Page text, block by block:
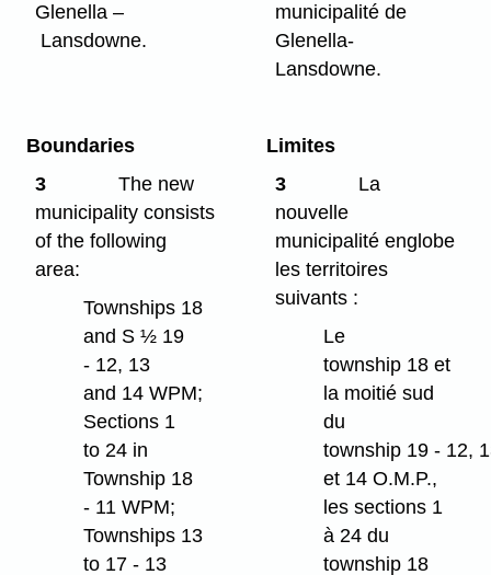
Glenella –
Lansdowne.
municipalité de
Glenella-
Lansdowne.
Boundaries
3
The new
municipality consists
of the following
area:
Townships 18
and S ½ 19
- 12, 13
and 14 WPM;
Sections 1
to 24 in
Township 18
- 11 WPM;
Townships 13
to 17 - 13
Limites
3
La
nouvelle
municipalité englobe
les territoires
suivants :
Le
township 18 et
la moitié sud
du
township 19 - 12,
et 14 O.M.P.,
les sections 1
à 24 du
township 18